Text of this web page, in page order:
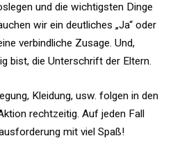
und die wichtigsten Dinge
wir ein deutliches „Ja“ oder
verbindliche Zusage. Und,
bist, die Unterschrift der Eltern.
Kleidung, usw. folgen in den
rechtzeitig. Auf jeden Fall
mit viel Spaß!